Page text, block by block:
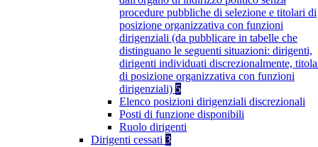
procedure pubbliche di selezione e titolari di
posizione organizzativa con funzioni
dirigenziali (da pubblicare in tabelle che
distinguano le seguenti situazioni: dirigenti,
dirigenti individuati discrezionalmente,
di posizione organizzativa con funzioni
dirigenziali) 5
Elenco posizioni dirigenziali discrezionali
Posti di funzione disponibili
Ruolo dirigenti
Dirigenti cessati 3